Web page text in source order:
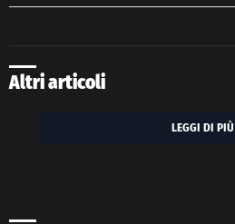
Altri articoli
LEGGI DI PIÙ